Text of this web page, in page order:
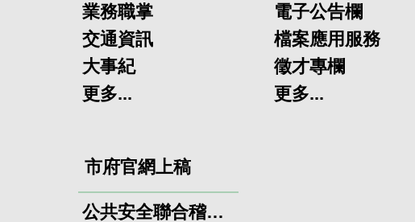
業務職掌
交通資訊
大事紀
更多...
電子公告欄
檔案應用服務
徵才專欄
更多...
市府官網上稿
公共安全聯合稽查小組